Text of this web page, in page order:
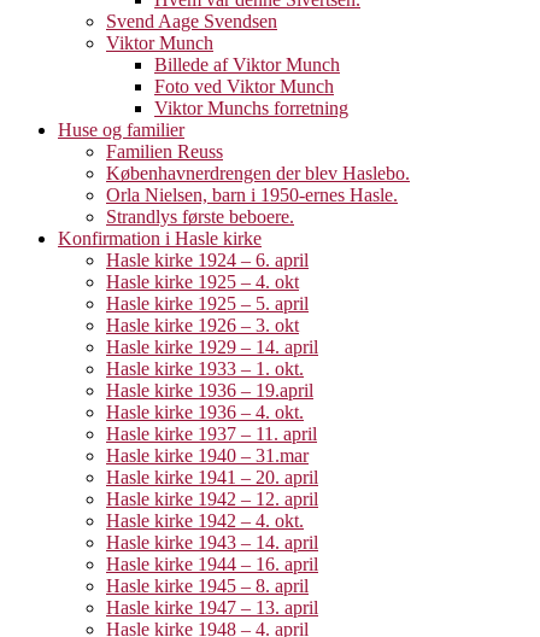
Svend Aage Svendsen
Viktor Munch
Billede af Viktor Munch
Foto ved Viktor Munch
Viktor Munchs forretning
Huse og familier
Familien Reuss
Københavnerdrengen der blev Haslebo.
Orla Nielsen, barn i 1950-ernes Hasle.
Strandlys første beboere.
Konfirmation i Hasle kirke
Hasle kirke 1924 – 6. april
Hasle kirke 1925 – 4. okt
Hasle kirke 1925 – 5. april
Hasle kirke 1926 – 3. okt
Hasle kirke 1929 – 14. april
Hasle kirke 1933 – 1. okt.
Hasle kirke 1936 – 19.april
Hasle kirke 1936 – 4. okt.
Hasle kirke 1937 – 11. april
Hasle kirke 1940 – 31.mar
Hasle kirke 1941 – 20. april
Hasle kirke 1942 – 12. april
Hasle kirke 1942 – 4. okt.
Hasle kirke 1943 – 14. april
Hasle kirke 1944 – 16. april
Hasle kirke 1945 – 8. april
Hasle kirke 1947 – 13. april
Hasle kirke 1948 – 4. april